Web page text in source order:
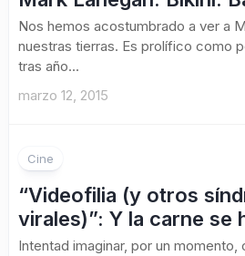
Nos hemos acostumbrado a ver a
nuestras tierras. Es prolífico como
tras año...
marzo 12, 2015
Cine
“Videofilia (y otros
virales)”: Y la carne se
Intentad imaginar, por un momento,